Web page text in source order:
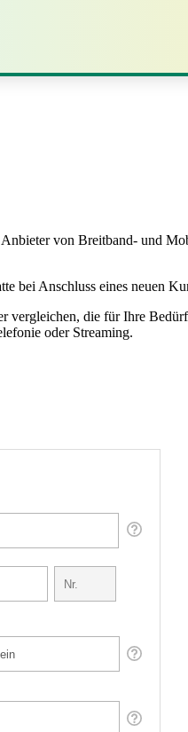
von Breitband- und
Anschluss eines neuen
die für Ihre
oder Streaming.